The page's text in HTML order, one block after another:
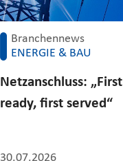
Branchennews
ENERGIE & BAU
30.07.2026
Netzanschluss: „First
ready, first served“